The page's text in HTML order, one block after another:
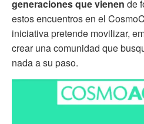
generaciones que vienen de
estos encuentros en el
iniciativa pretende movilizar,
crear una comunidad que
nada a su paso.